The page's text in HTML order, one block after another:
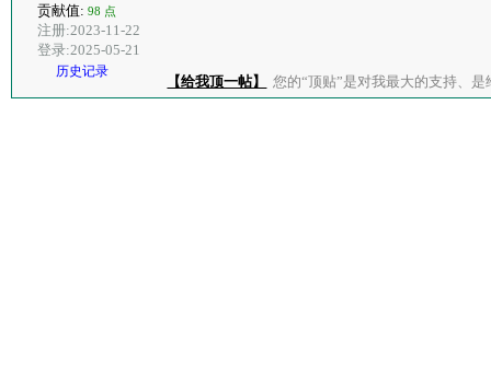
贡献值: 98 点
注册:2023-11-22
登录:2025-05-21
历史记录
【给我顶一帖】 您的“顶贴”是对我最大的支持、